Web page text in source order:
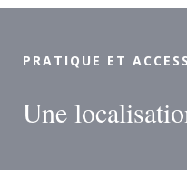
PRATIQUE ET
Une